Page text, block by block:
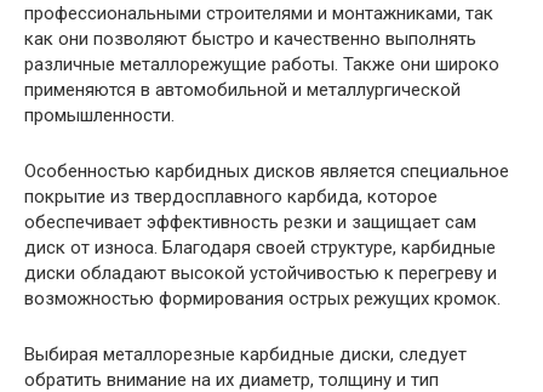
профессиональными строителями и монтажниками, так
как они позволяют быстро и качественно выполнять
различные металлорежущие работы. Также они широко
применяются в автомобильной и металлургической
промышленности.
Особенностью карбидных дисков является специальное
покрытие из твердосплавного карбида, которое
обеспечивает эффективность резки и защищает сам
диск от износа. Благодаря своей структуре, карбидные
диски обладают высокой устойчивостью к перегреву и
возможностью формирования острых режущих кромок.
Выбирая металлорезные карбидные диски, следует
обратить внимание на их диаметр, толщину и тип